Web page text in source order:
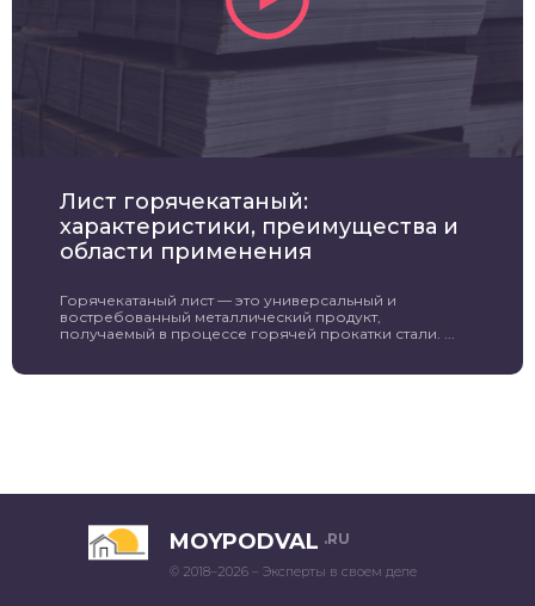
Лист горячекатаный:
характеристики, преимущества и
области применения
Горячекатаный лист — это универсальный и
востребованный металлический продукт,
получаемый в процессе горячей прокатки стали. ...
MOYPODVAL .RU
© 2018–2026 – Эксперты в своем деле